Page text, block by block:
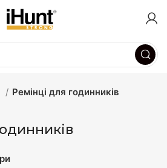
Ремінці для годинників